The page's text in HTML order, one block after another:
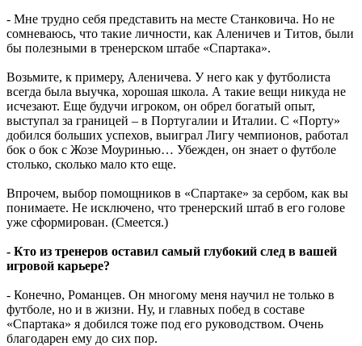
- Мне трудно себя представить на месте Станковича. Но не
сомневаюсь, что такие личности, как Аленичев и Титов, были
бы полезными в тренерском штабе «Спартака».
Возьмите, к примеру, Аленичева. У него как у футболиста
всегда была выучка, хорошая школа. А такие вещи никуда не
исчезают. Еще будучи игроком, он обрел богатый опыт,
выступал за границей – в Португалии и Италии. С «Порту»
добился больших успехов, выиграл Лигу чемпионов, работал
бок о бок с Жозе Моуринью… Убежден, он знает о футболе
столько, сколько мало кто еще.
Впрочем, выбор помощников в «Спартаке» за сербом, как вы
понимаете. Не исключено, что тренерский штаб в его голове
уже сформирован. (Смеется.)
- Кто из тренеров оставил самый глубокий след в вашей
игровой карьере?
- Конечно, Романцев. Он многому меня научил не только в
футболе, но и в жизни. Ну, и главных побед в составе
«Спартака» я добился тоже под его руководством. Очень
благодарен ему до сих пор.